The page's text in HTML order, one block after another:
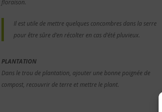
floraison.
Il est utile de mettre quelques concombres dans la serre
pour être sûre d’en récolter en cas d’été pluvieux.
PLANTATION
Dans le trou de plantation, ajouter une bonne poignée de
compost, recouvrir de terre et mettre le plant.